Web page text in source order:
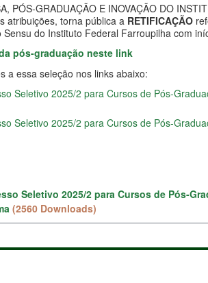
PÓS-GRADUAÇÃO E INOVAÇÃO DO
atribuições, torna pública a RETIFICAÇÃO
do Instituto Federal Farroupilha com
pós-graduação neste link
a essa seleção nos links abaixo:
Seletivo 2025/2 para Cursos de Pós-
Seletivo 2025/2 para Cursos de Pós-
Seletivo 2025/2 para Cursos de Pós-
(2560 Downloads)